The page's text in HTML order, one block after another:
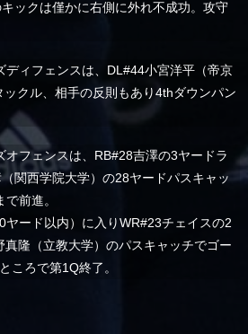
ックは僅かに右側に外れ不成功。攻守
ディフェンスは、DL#44小宮洋平（帝京
クル、相手の反則もあり4thダウンパン
フェンスは、RB#28吉澤の3ヤードラ
関西学院大学）の28ヤードパスキャッ
前進。
ヤード以内）に入りWR#23チェイスの2
隆（立教大学）のパスキャッチでゴー
ころで第1Q終了。